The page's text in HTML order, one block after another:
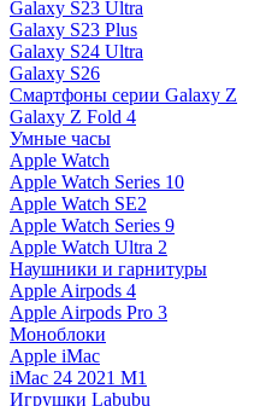
Galaxy S23 Ultra
Galaxy S23 Plus
Galaxy S24 Ultra
Galaxy S26
Смартфоны серии Galaxy Z
Galaxy Z Fold 4
Умные часы
Apple Watch
Apple Watch Series 10
Apple Watch SE2
Apple Watch Series 9
Apple Watch Ultra 2
Наушники и гарнитуры
Apple Airpods 4
Apple Airpods Pro 3
Моноблоки
Apple iMac
iMac 24 2021 M1
Игрушки Labubu